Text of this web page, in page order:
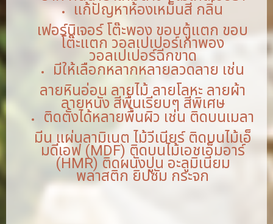
แก้ปัญหาห้องเหม็นสี กลิ่น
เฟอร์นิเจอร์ โต๊ะพอง ขอบตู้แตก ขอบ
โต๊ะแตก วอลเปเปอร์เก่าพอง
วอลเปเปอร์ฉีกขาด
มีให้เลือกหลากหลายลวดลาย เช่น
ลายหินอ่อน ลายไม้ ลายโลหะ ลายผ้า
ลายหนัง สีพื้นเรียบๆ สีพิเศษ
ติดตั้งได้หลายพื้นผิว เช่น ติดบนเมลา
มีน แผ่นลามิเนต ไม้วีเนียร์ ติดบนไม้เอ็
มดีเอฟ (MDF) ติดบนไม้เอชเอ็มอาร์
(HMR) ติดผนังปูน อะลูมิเนียม
พลาสติก ยิปซัม กระจก